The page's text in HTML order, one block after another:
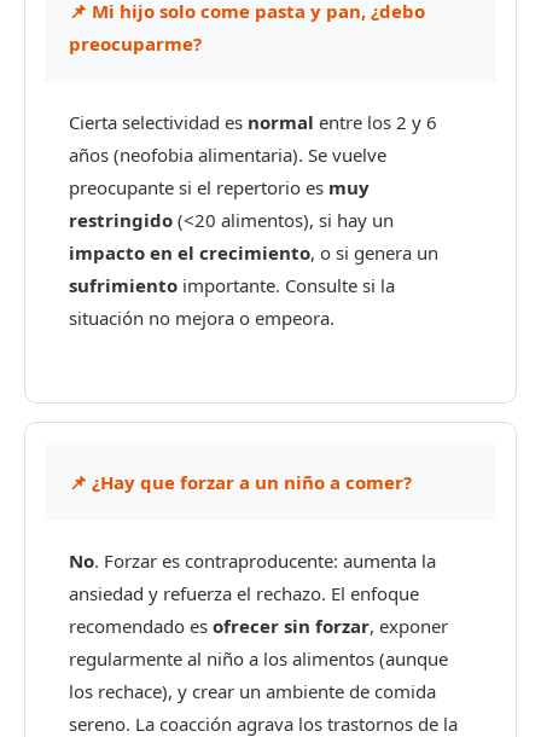
📌 Mi hijo solo come pasta y pan, ¿debo
preocuparme?
Cierta selectividad es normal entre los 2 y 6
años (neofobia alimentaria). Se vuelve
preocupante si el repertorio es muy
restringido (<20 alimentos), si hay un
impacto en el crecimiento, o si genera un
sufrimiento importante. Consulte si la
situación no mejora o empeora.
📌 ¿Hay que forzar a un niño a comer?
No. Forzar es contraproducente: aumenta la
ansiedad y refuerza el rechazo. El enfoque
recomendado es ofrecer sin forzar, exponer
regularmente al niño a los alimentos (aunque
los rechace), y crear un ambiente de comida
sereno. La coacción agrava los trastornos de la